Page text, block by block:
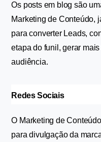
Os posts em blog são
Marketing de Conteúdo,
para converter Leads,
etapa do funil, gerar
audiência.
Redes Sociais
O Marketing de
para divulgação da